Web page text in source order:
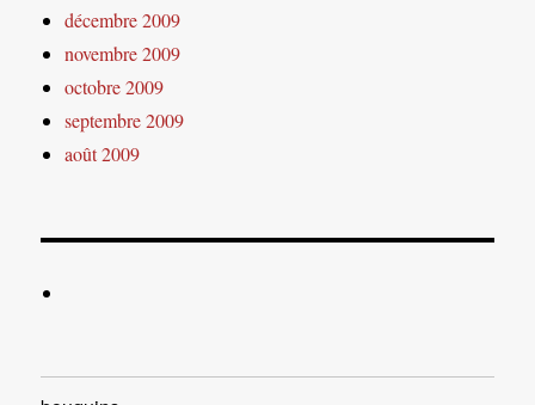
décembre 2009
novembre 2009
octobre 2009
septembre 2009
août 2009